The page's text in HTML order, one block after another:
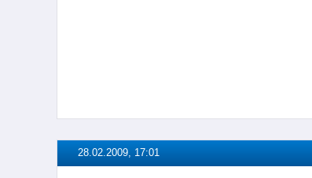
28.02.2009, 17:01